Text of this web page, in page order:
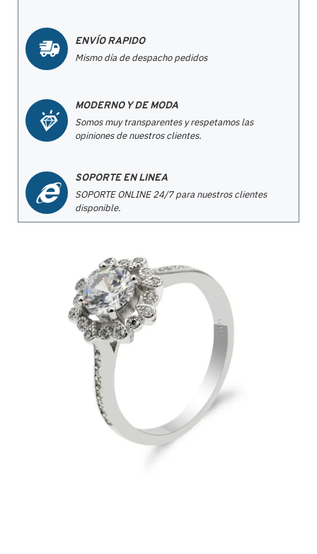
ENVÍO RAPIDO
Mismo día de despacho pedidos
MODERNO Y DE MODA
Somos muy transparentes y respetamos las
opiniones de nuestros clientes.
SOPORTE EN LINEA
SOPORTE ONLINE 24/7 para nuestros clientes
disponible.